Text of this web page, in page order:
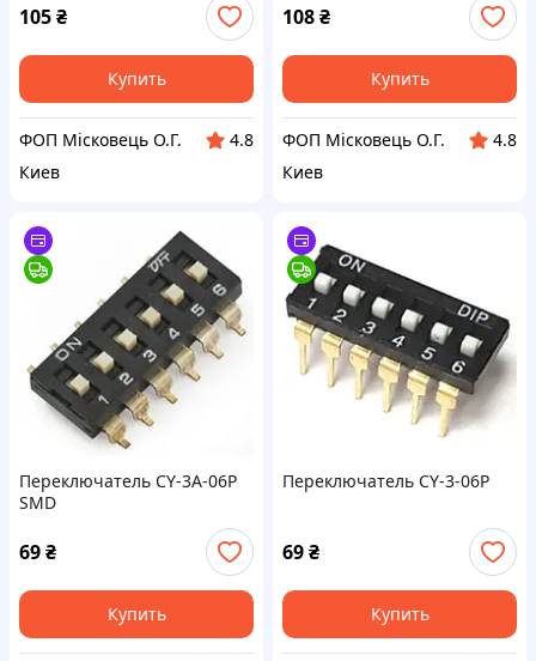
105₴
Купить
ФОП Місковець О.Г.
4.8
Киев
108₴
Купить
ФОП Місковець О.Г.
4.8
Киев
Переключатель CY-3A-06P
SMD
69₴
Купить
Переключатель CY-3-06P
69₴
Купить